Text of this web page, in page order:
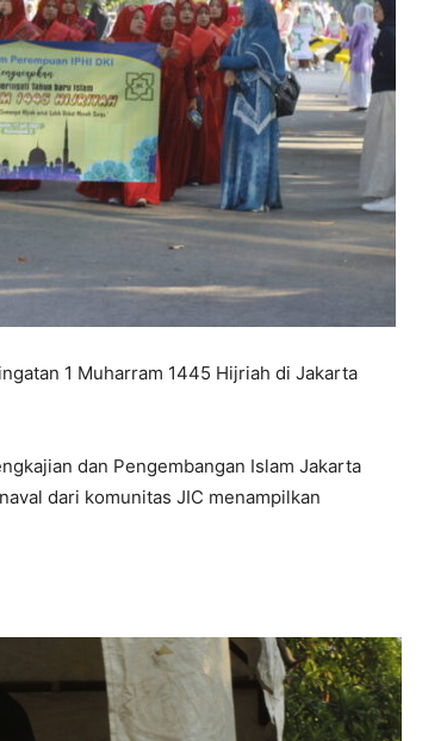
1 Muharram 1445 Hijriah di Jakarta
dan Pengembangan Islam Jakarta
dari komunitas JIC menampilkan